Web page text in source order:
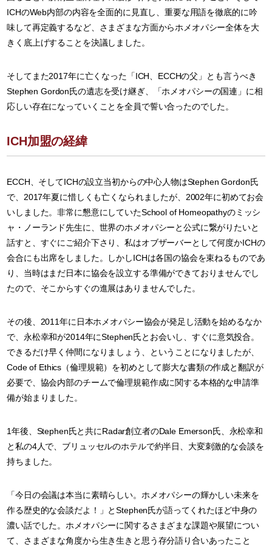
ICHのWeb内部の内容を全面的に見直し、重要な用語を徹底的に吟
味して再定義するなど、さまざまな方面からホメオパシー全体を大
きく底上げすることを決議しました。
そしてまた2017年に亡くなった「ICH、ECCHの父」とも言うべき
Stephen Gordon氏の遺志を受け継ぎ、「ホメオパシーの国連」に相
応しい存在になっていくことを全員で誓い合ったのでした。
ICH加盟の経緯
ECCH、そしてICHの設立当初からの中心人物はStephen Gordon氏
で、2017年夏に惜しくも亡くなられましたが、2002年に初めてお会
いしました。非常に懇意にしていたSchool of Homeopathyのミッシ
ャ・ノーランド先生に、世界のホメオパシーと公式に繋がりたいと
話すと、すぐにご紹介下さり、私はオブザーバーとして何度かICHの
会合にも出席をしました。しかしICHは各国の協会を束ねるものであ
り、当時はまだ日本に協会を設立する準備ができておりませんでし
たので、そこからすぐの進展はありませんでした。
その後、2011年に日本ホメオパシー協会が発足し活動を始めるなか
で、永松幸和が2014年にStephen氏とお会いし、すぐに意気投合。
できるだけ早く仲間になりましょう、ということになりましたが、
Code of Ethics（倫理規範）を初めとして膨大な書類の作成と翻訳が
必要で、協会内部のチームで倫理規範作成に関する本格的な申請準
備が始まりました。
1年後、Stephen氏と共にRadar創立者のDale Emerson氏、永松幸和
と私の4人で、ブリュッセルのホテルで約半日、大変刺激的な会談を
持ちました。
「今日の会議は本当に素晴らしい。ホメオパシーの輝かしい未来を
作る歴史的な会談だよ！」とStephen氏が語ってくれたほど中身の
濃い話でした。ホメオパシーに関するさまざまな課題や展望につい
て、さまざまな角度から生き生きと思う存分語り合いあったこと